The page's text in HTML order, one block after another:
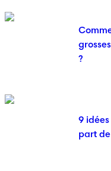
?
9
part de